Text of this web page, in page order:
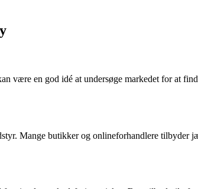
være en god idé at undersøge markedet for at
Mange butikker og onlineforhandlere tilbyder